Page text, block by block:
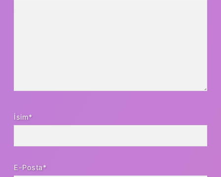
İsim*
E-Posta*